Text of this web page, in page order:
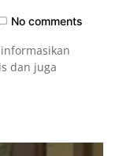
No comments
dan juga